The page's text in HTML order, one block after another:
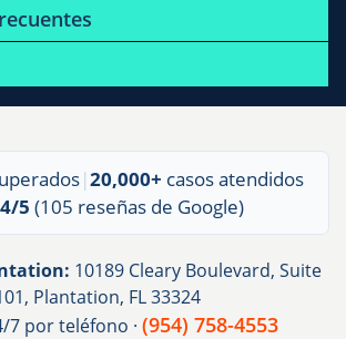
|20,000+ casos atendidos
5 (105 reseñas de Google)
10189 Cleary Boulevard, Suite
Plantation, FL 33324
7 por teléfono · (954) 758-4553